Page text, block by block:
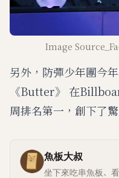
Image
另外，防彈少年團今
《Butter》 在
周排名第一，創下了
魚板大叔
坐下來吃串魚板、